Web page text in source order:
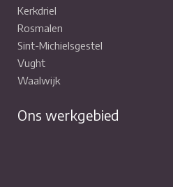
Kerkdriel
Rosmalen
Sint-Michielsgestel
Vught
Waalwijk
Ons werkgebied